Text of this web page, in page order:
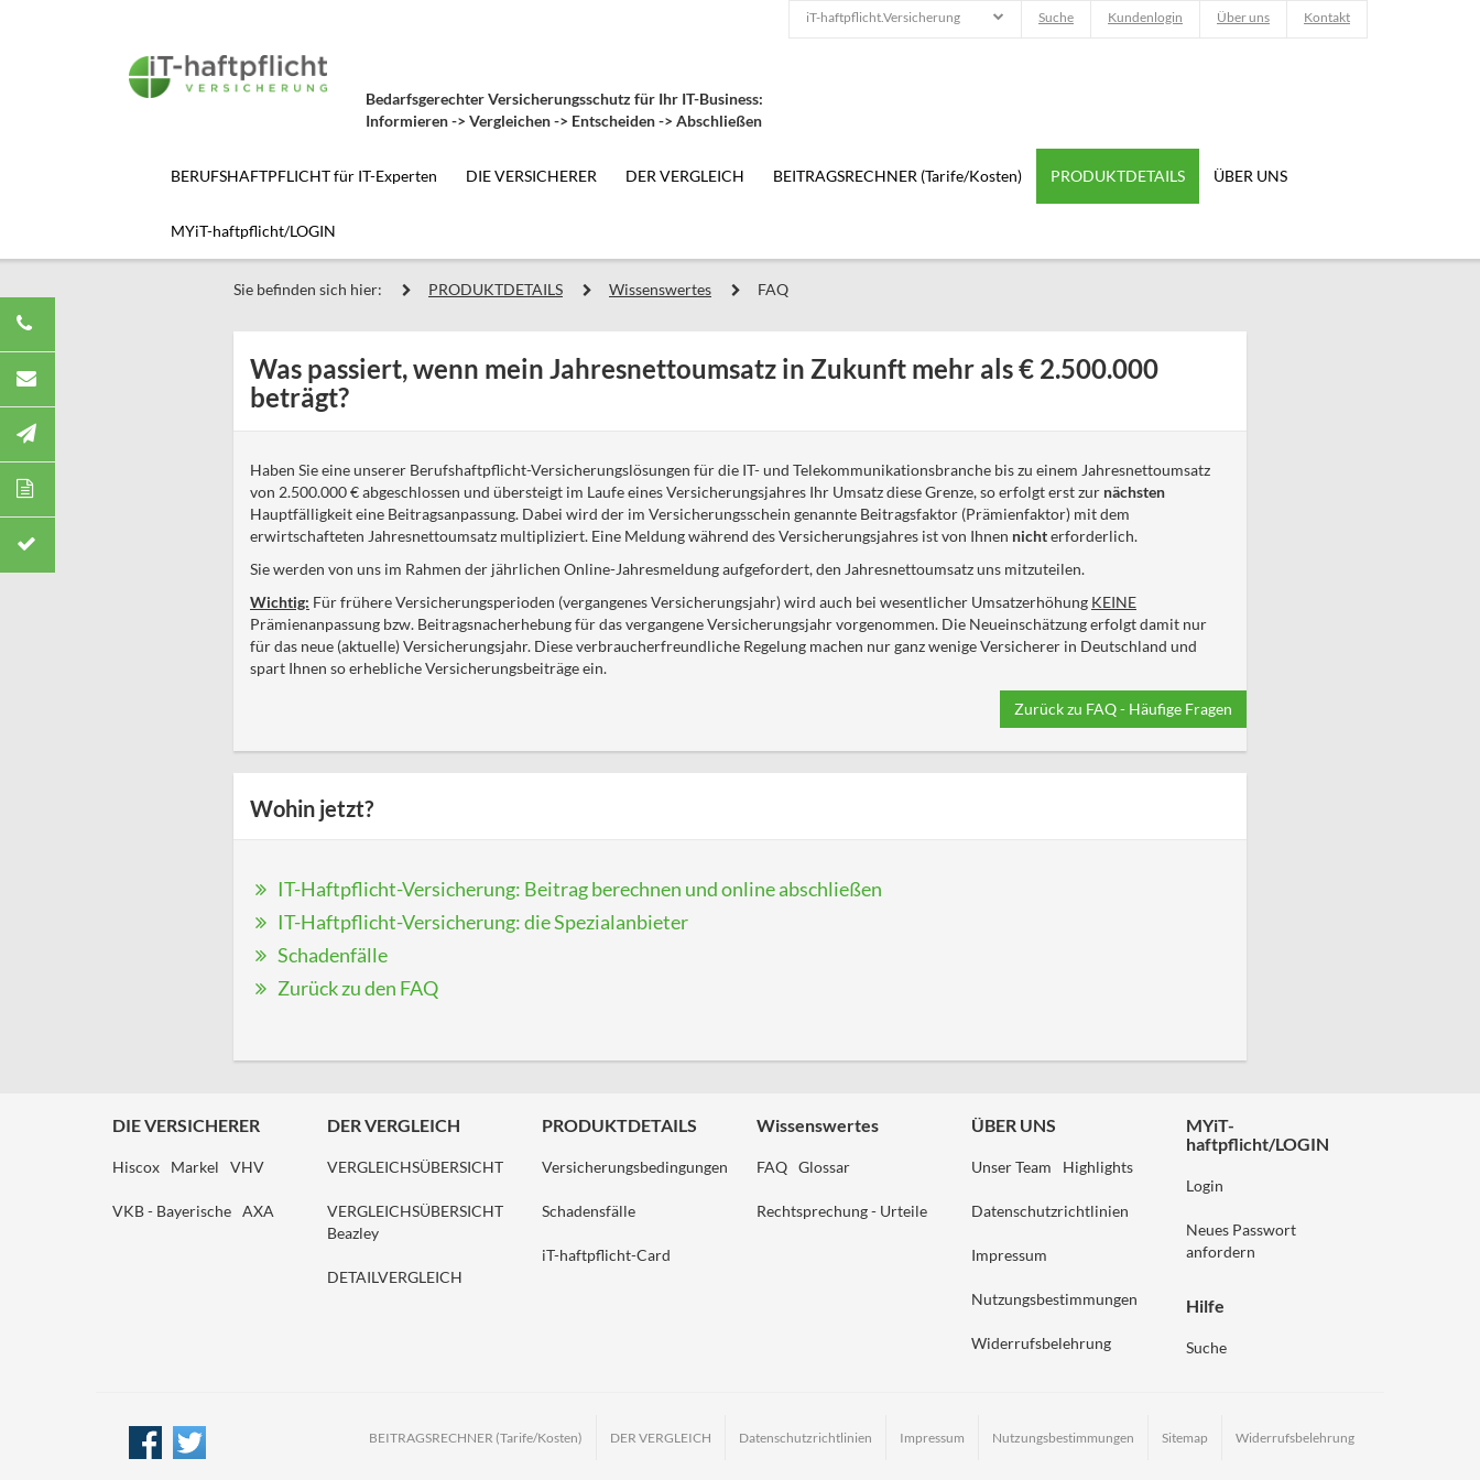
Bedarfsgerechter Versicherungsschutz für Ihr IT-Business:
Informieren -> Vergleichen -> Entscheiden -> Abschließen
iT-haftpflicht.Versicherung Suche Kundenlogin Über uns Kontakt
BERUFSHAFTPFLICHT für IT-Experten DIE VERSICHERER DER VERGLEICH BEITRAGSRECHNER (Tarife/Kosten) PRODUKTDETAILS ÜBER UNS
MYiT-haftpflicht/LOGIN
Sie befinden sich hier: PRODUKTDETAILS Wissenswertes FAQ
Was passiert, wenn mein Jahresnettoumsatz in Zukunft mehr als € 2.500.000
beträgt?
Haben Sie eine unserer Berufshaftpflicht-Versicherungslösungen für die IT- und Telekommunikationsbranche bis zu einem Jahresnettoumsatz
von 2.500.000 € abgeschlossen und übersteigt im Laufe eines Versicherungsjahres Ihr Umsatz diese Grenze, so erfolgt erst zur nächsten
Hauptfälligkeit eine Beitragsanpassung. Dabei wird der im Versicherungsschein genannte Beitragsfaktor (Prämienfaktor) mit dem
erwirtschafteten Jahresnettoumsatz multipliziert. Eine Meldung während des Versicherungsjahres ist von Ihnen nichterforderlich.
Sie werden von uns im Rahmen der jährlichen Online-Jahresmeldung aufgefordert, den Jahresnettoumsatz uns mitzuteilen.
Wichtig: Für frühere Versicherungsperioden (vergangenes Versicherungsjahr) wird auch bei wesentlicher Umsatzerhöhung KEINE
Prämienanpassung bzw. Beitragsnacherhebung für das vergangene Versicherungsjahr vorgenommen. Die Neueinschätzung erfolgt damit nur
für das neue (aktuelle) Versicherungsjahr. Diese verbraucherfreundliche Regelung machen nur ganz wenige Versicherer in Deutschland und
spart Ihnen so erhebliche Versicherungsbeiträge ein.
Zurück zu FAQ - Häufige Fragen
Wohin jetzt?
IT-Haftpflicht-Versicherung: Beitrag berechnen und online abschließen
IT-Haftpflicht-Versicherung: die Spezialanbieter
Schadenfälle
Zurück zu den FAQ
DIE VERSICHERER
Hiscox Markel VHV
VKB - Bayerische AXA
DER VERGLEICH
VERGLEICHSÜBERSICHT
VERGLEICHSÜBERSICHT
Beazley
DETAILVERGLEICH
PRODUKTDETAILS
Versicherungsbedingungen
Schadensfälle
iT-haftpflicht-Card
Wissenswertes
FAQ Glossar
Rechtsprechung - Urteile
ÜBER UNS
Unser Team Highlights
Datenschutzrichtlinien
Impressum
Nutzungsbestimmungen
Widerrufsbelehrung
MYiT-
haftpflicht/LOGIN
Login
Neues Passwort
anfordern
Hilfe
Suche
BEITRAGSRECHNER (Tarife/Kosten) DER VERGLEICH Datenschutzrichtlinien Impressum Nutzungsbestimmungen Sitemap Widerrufsbelehrung